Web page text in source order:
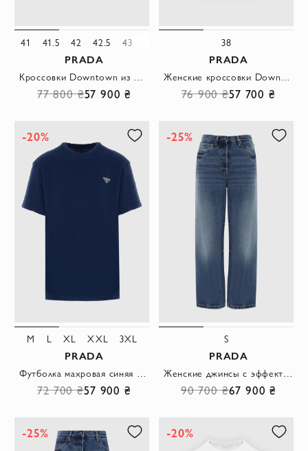
41 41.5 42 42.5 43
PRADA
Кроссовки Downtown из Re-Nylon и замши серые с логотипом
77 800 ₴57 900 ₴
38
PRADA
Женские кроссовки Downtown Panelled из натуральной кожи белые
76 900 ₴57 700 ₴
-20%
M L XL XXL 3XL
PRADA
Футболка махровая синяя с треугольным логотипом
72 700 ₴57 900 ₴
-25%
S
PRADA
Женские джинсы с эффектом потертости синие
90 700 ₴67 900 ₴
-25% -20%